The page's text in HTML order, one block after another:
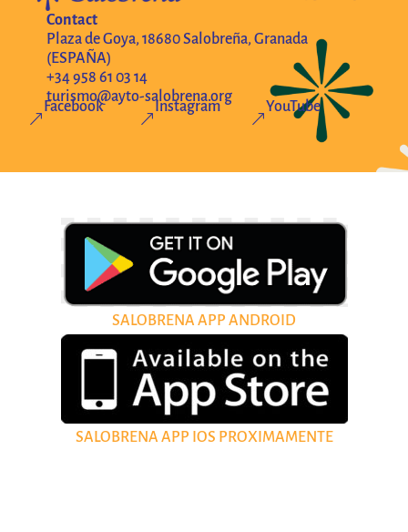
Contact
Plaza de Goya, 18680 Salobreña, Granada
(ESPAÑA)
+34 958 61 03 14
turismo@ayto-salobrena.org
&
Facebook
&
Instagram
&
YouTube
SALOBRENA APP ANDROID
SALOBRENA APP IOS PROXIMAMENTE